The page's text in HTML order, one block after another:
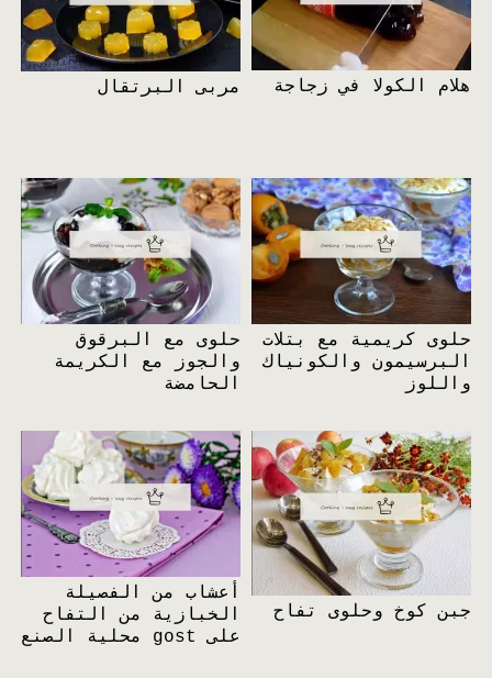
مربى البرتقال هلام الكولا في زجاجة
حلوى مع البرقوق
والجوز مع الكريمة
الحامضة
حلوى كريمية مع بتلات
البرسيمون والكونياك
واللوز
أعشاب من الفصيلة
الخبازية من التفاح
على gost محلية الصنع
جبن كوخ وحلوى تفاح